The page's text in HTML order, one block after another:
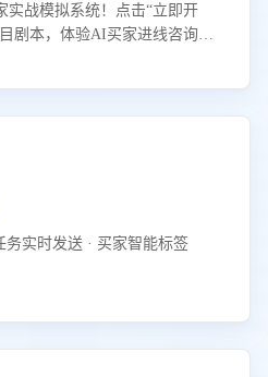
实战模拟系统！点击“立即开
剧本，体验AI买家进线咨询真
务实时发送 · 买家智能标签